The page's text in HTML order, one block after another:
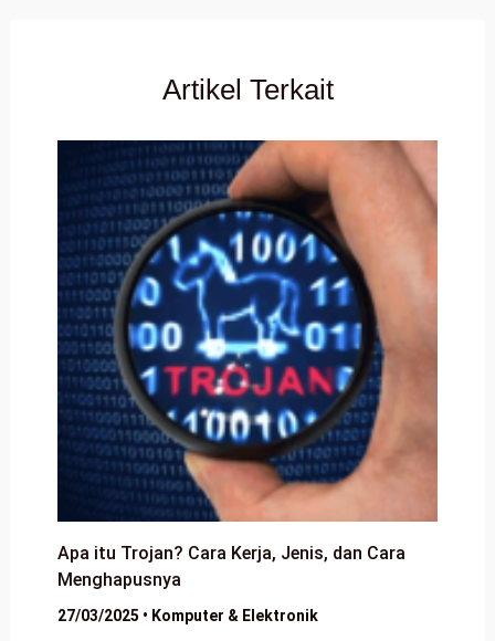
Artikel Terkait
Apa itu Trojan? Cara Kerja, Jenis, dan Cara
Menghapusnya
27/03/2025 • Komputer & Elektronik